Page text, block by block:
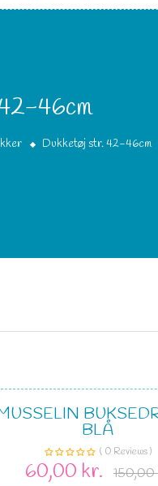
46cm
Dukketøj str. 42-46cm
BLÅ
( 0 Reviews )
60,00 kr. 150,00